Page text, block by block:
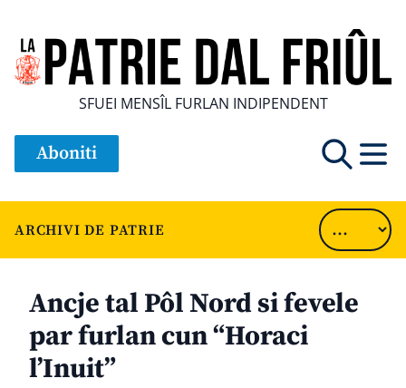
SFUEI MENSÎL FURLAN INDIPENDENT
Aboniti
ARCHIVI DE PATRIE
Ancje tal Pôl Nord si fevele
par furlan cun “Horaci
l’Inuit”